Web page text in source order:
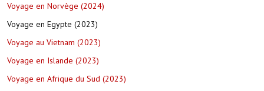
Voyage en Norvège (2024)
Voyage en Egypte (2023)
Voyage au Vietnam (2023)
Voyage en Islande (2023)
Voyage en Afrique du Sud (2023)